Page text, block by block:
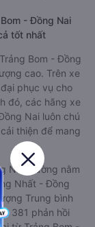
- Đồng Nai
tốt nhất
Bom - Đồng
cao. Trên xe
phục vụ cho
đó, các hãng xe
Nai luôn chú
thiện để mang
Nai giường nằm
Nhất - Đồng
Trung bình
381 phản hồi